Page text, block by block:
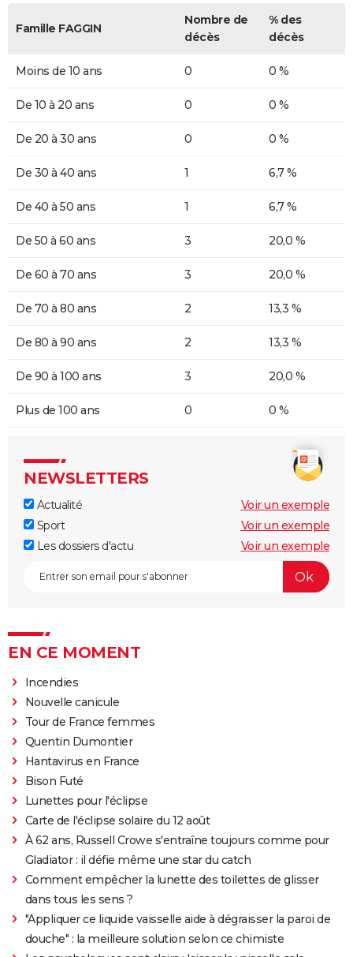
Famille FAGGIN
Nombre de
décès
% des
décès
Moins de 10 ans 0 0 %
De 10 à 20 ans 0 0 %
De 20 à 30 ans 0 0 %
De 30 à 40 ans 1 6,7 %
De 40 à 50 ans 1 6,7 %
De 50 à 60 ans 3 20,0 %
De 60 à 70 ans 3 20,0 %
De 70 à 80 ans 2 13,3 %
De 80 à 90 ans 2 13,3 %
De 90 à 100 ans 3 20,0 %
Plus de 100 ans 0 0 %
NEWSLETTERS
Actualité
Voir un exemple
Sport
Voir un exemple
Les dossiers d'actu
Voir un exemple
EN CE MOMENT
Incendies
Nouvelle canicule
Tour de France femmes
Quentin Dumontier
Hantavirus en France
Bison Futé
Lunettes pour l'éclipse
Carte de l'éclipse solaire du 12 août
À 62 ans, Russell Crowe s'entraîne toujours comme pour
Gladiator : il défie même une star du catch
Comment empêcher la lunette des toilettes de glisser
dans tous les sens ?
"Appliquer ce liquide vaisselle aide à dégraisser la paroi de
douche" : la meilleure solution selon ce chimiste